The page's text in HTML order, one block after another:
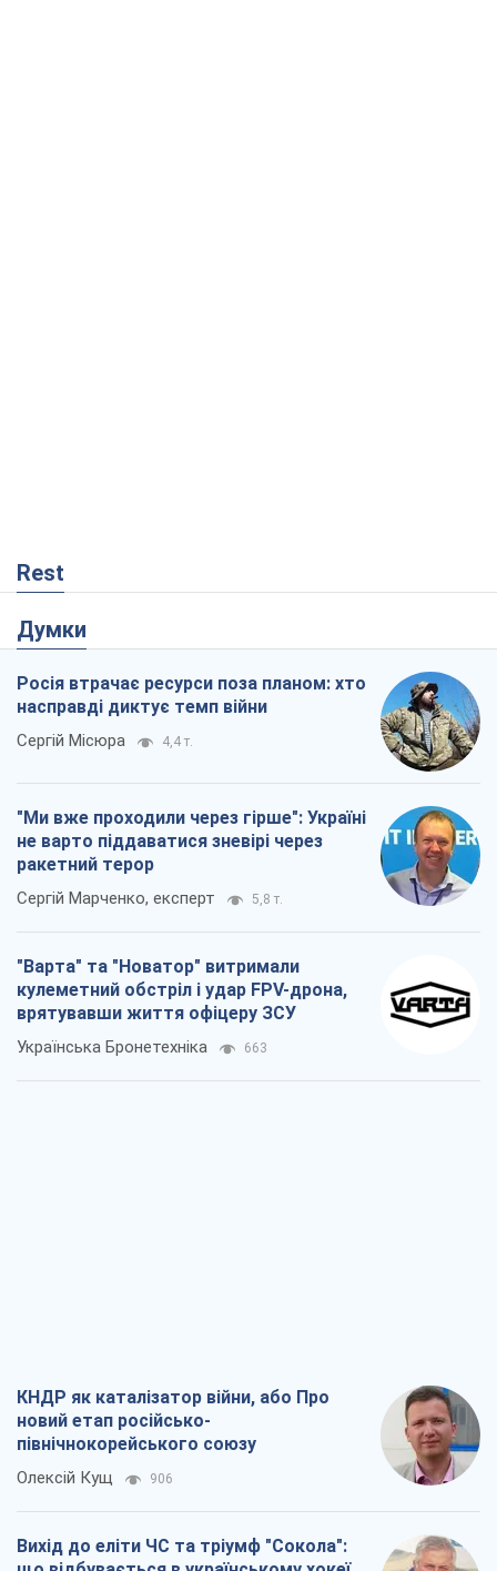
Rest
Думки
Росія втрачає ресурси поза планом: хто
насправді диктує темп війни
Сергій Місюра 4,4 т.
"Ми вже проходили через гірше": Україні
не варто піддаватися зневірі через
ракетний терор
Сергій Марченко, експерт 5,8 т.
"Варта" та "Новатор" витримали
кулеметний обстріл і удар FPV-дрона,
врятувавши життя офіцеру ЗСУ
Українська Бронетехніка 663
КНДР як каталізатор війни, або Про
новий етап російсько-
північнокорейського союзу
Олексій Кущ 906
Вихід до еліти ЧС та тріумф "Сокола":